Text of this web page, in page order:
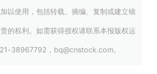
以使用，包括转载、摘编、复制或建立镜
的权利。如需获得授权请联系本报版权运
38967792，bq@cnstock.com。